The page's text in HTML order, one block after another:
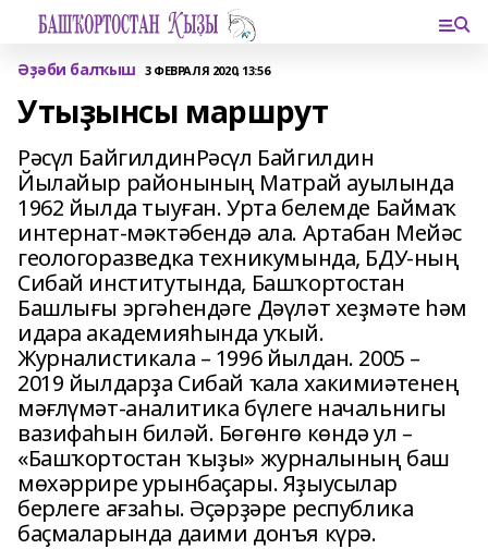
Әҙәби балҡыш 3 ФЕВРАЛЯ 2020, 13:56
Утыҙынсы маршрут
Рәсүл БайгилдинРәсүл Байгилдин
Йылайыр районының Матрай ауылында
1962 йылда тыуған. Урта белемде Баймаҡ
интернат-мәктәбендә ала. Артабан Мейәс
геологоразведка техникумында, БДУ-ның
Сибай институтында, Башҡортостан
Башлығы эргәһендәге Дәүләт хеҙмәте һәм
идара академияһында уҡый.
Журналистикала – 1996 йылдан. 2005 –
2019 йылдарҙа Сибай ҡала хакимиәтенең
мәғлүмәт-аналитика бүлеге начальнигы
вазифаһын биләй. Бөгөнгө көндә ул –
«Башҡортостан ҡыҙы» журналының баш
мөхәррире урынбаҫары. Яҙыусылар
берлеге ағзаһы. Әҫәрҙәре республика
баҫмаларында даими донъя күрә.